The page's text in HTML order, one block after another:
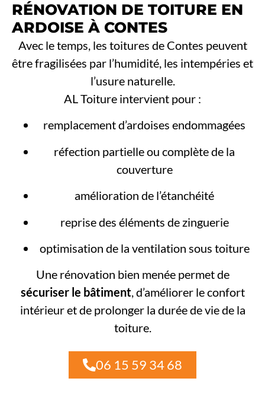
RÉNOVATION DE TOITURE EN
ARDOISE À CONTES
Avec le temps, les toitures de Contes peuvent
être fragilisées par l’humidité, les intempéries et
l’usure naturelle.
AL Toiture intervient pour :
remplacement d’ardoises endommagées
réfection partielle ou complète de la
couverture
amélioration de l’étanchéité
reprise des éléments de zinguerie
optimisation de la ventilation sous toiture
Une rénovation bien menée permet de
sécuriser le bâtiment, d’améliorer le confort
intérieur et de prolonger la durée de vie de la
toiture.
06 15 59 34 68